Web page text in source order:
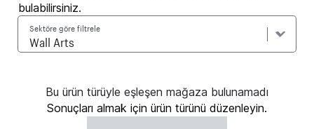
bulabilirsiniz.
Sektöre göre filtrele
Bu ürün türüyle eşleşen mağaza bulunamadı
Sonuçları almak için ürün türünü düzenleyin.